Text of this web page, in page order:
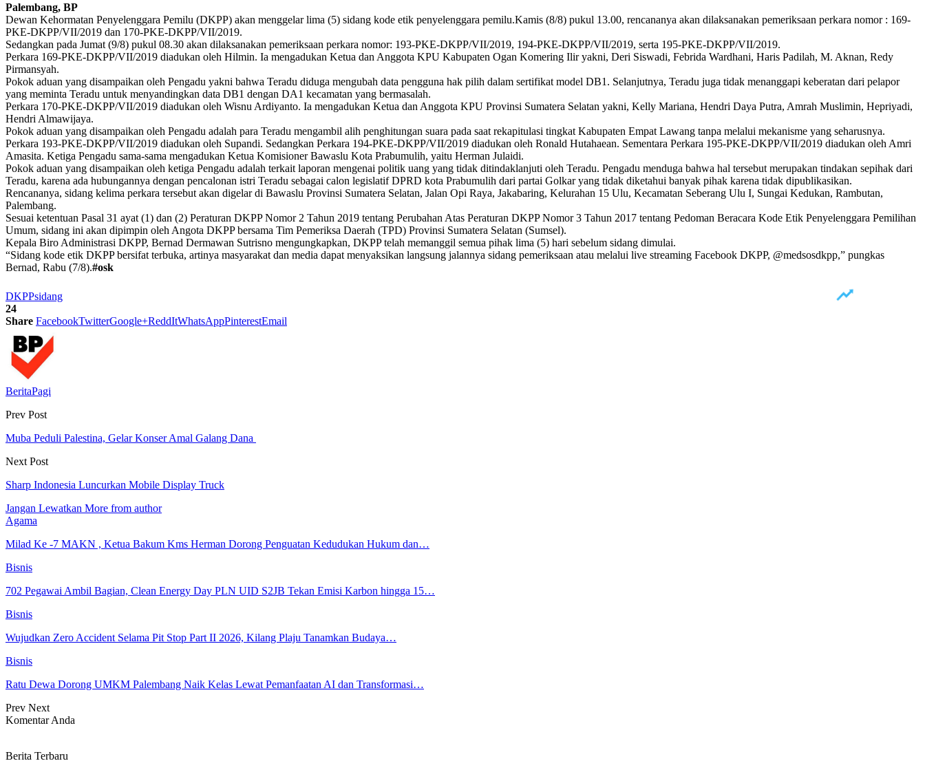
Palembang, BP
Dewan Kehormatan Penyelenggara Pemilu (DKPP) akan menggelar lima (5) sidang kode etik penyelenggara pemilu.Kamis (8/8) pukul 13.00, rencananya akan dilaksanakan pemeriksaan perkara nomor : 169-
PKE-DKPP/VII/2019 dan 170-PKE-DKPP/VII/2019.
Sedangkan pada Jumat (9/8) pukul 08.30 akan dilaksanakan pemeriksaan perkara nomor: 193-PKE-DKPP/VII/2019, 194-PKE-DKPP/VII/2019, serta 195-PKE-DKPP/VII/2019.
Perkara 169-PKE-DKPP/VII/2019 diadukan oleh Hilmin. Ia mengadukan Ketua dan Anggota KPU Kabupaten Ogan Komering Ilir yakni, Deri Siswadi, Febrida Wardhani, Haris Padilah, M. Aknan, Redy
Pirmansyah.
Pokok aduan yang disampaikan oleh Pengadu yakni bahwa Teradu diduga mengubah data pengguna hak pilih dalam sertifikat model DB1. Selanjutnya, Teradu juga tidak menanggapi keberatan dari pelapor
yang meminta Teradu untuk menyandingkan data DB1 dengan DA1 kecamatan yang bermasalah.
Perkara 170-PKE-DKPP/VII/2019 diadukan oleh Wisnu Ardiyanto. Ia mengadukan Ketua dan Anggota KPU Provinsi Sumatera Selatan yakni, Kelly Mariana, Hendri Daya Putra, Amrah Muslimin, Hepriyadi,
Hendri Almawijaya.
Pokok aduan yang disampaikan oleh Pengadu adalah para Teradu mengambil alih penghitungan suara pada saat rekapitulasi tingkat Kabupaten Empat Lawang tanpa melalui mekanisme yang seharusnya.
Perkara 193-PKE-DKPP/VII/2019 diadukan oleh Supandi. Sedangkan Perkara 194-PKE-DKPP/VII/2019 diadukan oleh Ronald Hutahaean. Sementara Perkara 195-PKE-DKPP/VII/2019 diadukan oleh Amri
Amasita. Ketiga Pengadu sama-sama mengadukan Ketua Komisioner Bawaslu Kota Prabumulih, yaitu Herman Julaidi.
Pokok aduan yang disampaikan oleh ketiga Pengadu adalah terkait laporan mengenai politik uang yang tidak ditindaklanjuti oleh Teradu. Pengadu menduga bahwa hal tersebut merupakan tindakan sepihak dari
Teradu, karena ada hubungannya dengan pencalonan istri Teradu sebagai calon legislatif DPRD kota Prabumulih dari partai Golkar yang tidak diketahui banyak pihak karena tidak dipublikasikan.
Rencananya, sidang kelima perkara tersebut akan digelar di Bawaslu Provinsi Sumatera Selatan, Jalan Opi Raya, Jakabaring, Kelurahan 15 Ulu, Kecamatan Seberang Ulu I, Sungai Kedukan, Rambutan,
Palembang.
Sesuai ketentuan Pasal 31 ayat (1) dan (2) Peraturan DKPP Nomor 2 Tahun 2019 tentang Perubahan Atas Peraturan DKPP Nomor 3 Tahun 2017 tentang Pedoman Beracara Kode Etik Penyelenggara Pemilihan
Umum, sidang ini akan dipimpin oleh Angota DKPP bersama Tim Pemeriksa Daerah (TPD) Provinsi Sumatera Selatan (Sumsel).
Kepala Biro Administrasi DKPP, Bernad Dermawan Sutrisno mengungkapkan, DKPP telah memanggil semua pihak lima (5) hari sebelum sidang dimulai.
“Sidang kode etik DKPP bersifat terbuka, artinya masyarakat dan media dapat menyaksikan langsung jalannya sidang pemeriksaan atau melalui live streaming Facebook DKPP, @medsosdkpp,” pungkas
Bernad, Rabu (7/8).#osk
DKPPsidang
24
Share FacebookTwitterGoogle+ReddItWhatsAppPinterestEmail
BeritaPagi
Prev Post
Muba Peduli Palestina, Gelar Konser Amal Galang Dana
Next Post
Sharp Indonesia Luncurkan Mobile Display Truck
Jangan Lewatkan More from author
Agama
Milad Ke -7 MAKN , Ketua Bakum Kms Herman Dorong Penguatan Kedudukan Hukum dan…
Bisnis
702 Pegawai Ambil Bagian, Clean Energy Day PLN UID S2JB Tekan Emisi Karbon hingga 15…
Bisnis
Wujudkan Zero Accident Selama Pit Stop Part II 2026, Kilang Plaju Tanamkan Budaya…
Bisnis
Ratu Dewa Dorong UMKM Palembang Naik Kelas Lewat Pemanfaatan AI dan Transformasi…
Prev Next
Komentar Anda
Berita Terbaru